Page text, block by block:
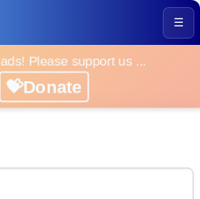
☰
Please support us ...
💝Donate